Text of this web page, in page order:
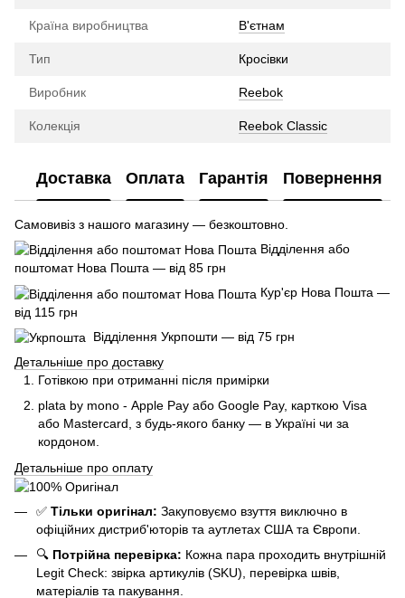
Країна виробництва В'єтнам
Тип Кросівки
Виробник Reebok
Колекція Reebok Classic
Доставка Оплата Гарантія Повернення
Самовивіз з нашого магазину — безкоштовно.
Відділення або
поштомат Нова Пошта — від 85 грн
Кур'єр Нова Пошта —
від 115 грн
Відділення Укрпошти — від 75 грн
Детальніше про доставку
Готівкою при отриманні після примірки
plata by mono - Apple Pay або Google Pay, карткою Visa
або Mastercard, з будь-якого банку — в Україні чи за
кордоном.
Детальніше про оплату
✅ Тільки оригінал: Закуповуємо взуття виключно в
офіційних дистриб'юторів та аутлетах США та Європи.
🔍 Потрійна перевірка: Кожна пара проходить внутрішній
Legit Check: звірка артикулів (SKU), перевірка швів,
матеріалів та пакування.